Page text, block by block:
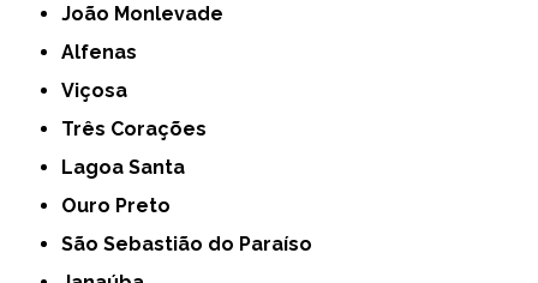
João Monlevade
Alfenas
Viçosa
Três Corações
Lagoa Santa
Ouro Preto
São Sebastião do Paraíso